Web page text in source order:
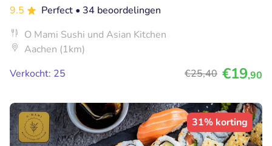
9.5
Perfect • 34 beoordelingen
O Mami Sushi und Asian Kitchen
Aachen (1km)
Verkocht: 25
€25,40 €19,90
31% korting